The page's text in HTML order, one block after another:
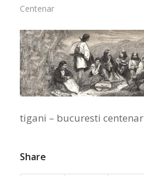
Centenar
tigani – bucuresti centenar
Share